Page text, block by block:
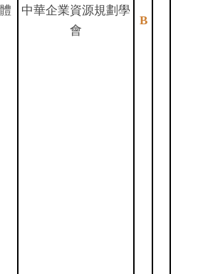
中華企業資源規劃學
會
B